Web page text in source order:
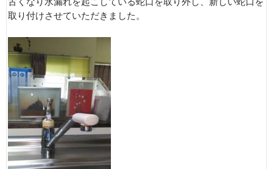
取り付けさせていただきました。